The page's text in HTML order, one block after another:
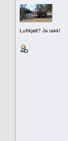
Luftkjølt? Ja takk!